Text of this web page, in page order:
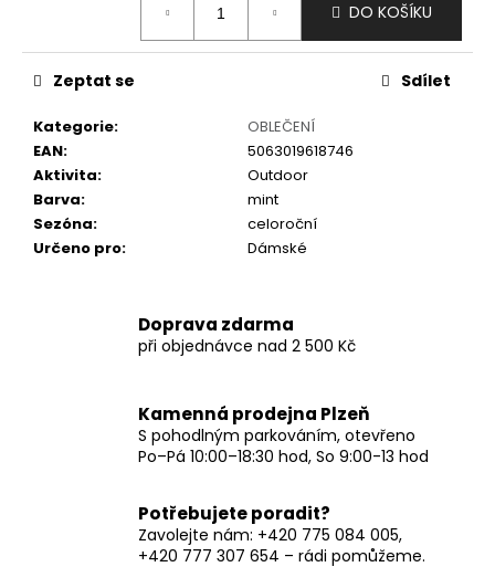
DO KOŠÍKU
Kategorie:
OBLEČENÍ
EAN:
5063019618746
Aktivita:
Outdoor
Barva:
mint
Sezóna:
celoroční
Určeno pro: Dámské
Zeptat se Sdílet
Doprava zdarma
při objednávce nad 2 500 Kč
Kamenná prodejna Plzeň
S pohodlným parkováním, otevřeno
Po–Pá 10:00–18:30 hod, So 9:00-13 hod
Potřebujete poradit?
Zavolejte nám: +420 775 084 005,
+420 777 307 654 – rádi pomůžeme.